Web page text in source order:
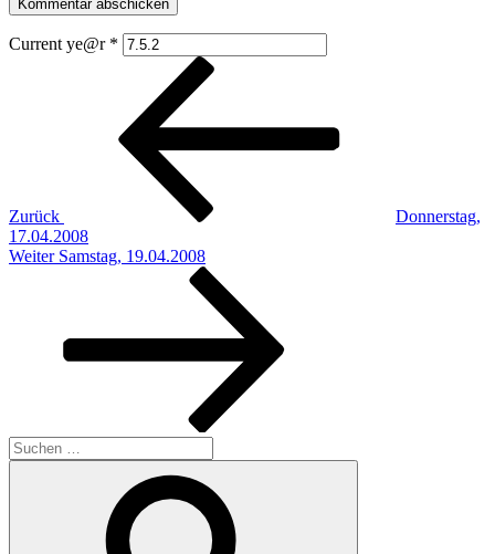
Current ye@r *
Beitragsnavigation
Zurück
Donnerstag,
17.04.2008
Nächster
Weiter Samstag, 19.04.2008
Suchen
nach: